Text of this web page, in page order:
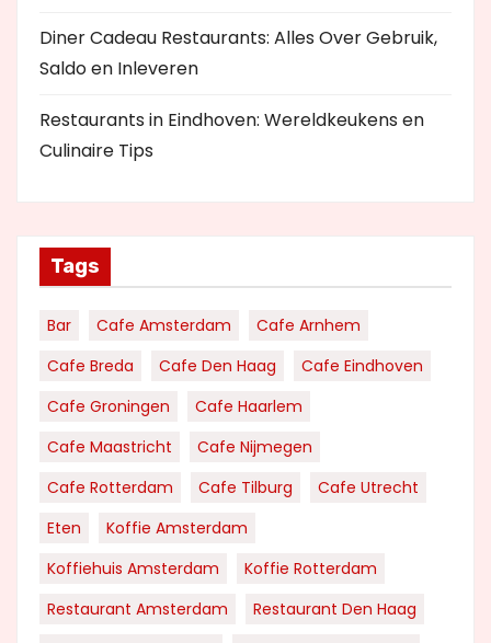
Diner Cadeau Restaurants: Alles Over Gebruik,
Saldo en Inleveren
Restaurants in Eindhoven: Wereldkeukens en
Culinaire Tips
Tags
Bar Cafe Amsterdam
Cafe Arnhem
Cafe Breda
Cafe Den Haag
Cafe Eindhoven
Cafe Groningen
Cafe Haarlem
Cafe Maastricht
Cafe Nijmegen
Cafe Rotterdam
Cafe Tilburg
Cafe Utrecht
Eten
Koffie Amsterdam
Koffiehuis Amsterdam
Koffie Rotterdam
Restaurant Amsterdam
Restaurant Den Haag